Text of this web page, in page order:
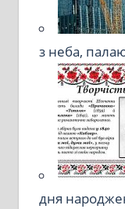
з неба,
дня